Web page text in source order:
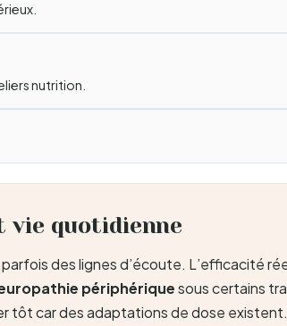
nutrition.
vie quotidienne
des lignes d’écoute. L’efficacité
périphériquesous certains
tôt car des adaptations de dose